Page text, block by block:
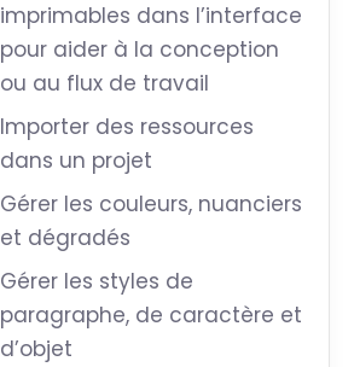
imprimables dans l’interface
pour aider à la conception
ou au flux de travail
Importer des ressources
dans un projet
Gérer les couleurs, nuanciers
et dégradés
Gérer les styles de
paragraphe, de caractère et
d’objet